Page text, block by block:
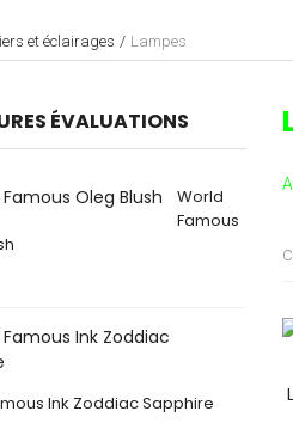
et éclairages Lampes
ÉVALUATIONS
World
Famous
Ink Zoddiac Sapphire